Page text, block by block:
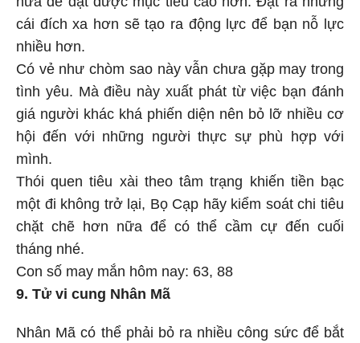
cái đích xa hơn sẽ tạo ra động lực để bạn nỗ lực
nhiều hơn.
Có vẻ như chòm sao này vẫn chưa gặp may trong
tình yêu. Mà điều này xuất phát từ việc bạn đánh
giá người khác khá phiến diện nên bỏ lỡ nhiều cơ
hội đến với những người thực sự phù hợp với
mình.
Thói quen tiêu xài theo tâm trạng khiến tiền bạc
một đi không trở lại, Bọ Cạp hãy kiểm soát chi tiêu
chặt chẽ hơn nữa để có thể cầm cự đến cuối
tháng nhé.
Con số may mắn hôm nay: 63, 88
9. Tử vi cung Nhân Mã
Nhân Mã có thể phải bỏ ra nhiều công sức để bắt